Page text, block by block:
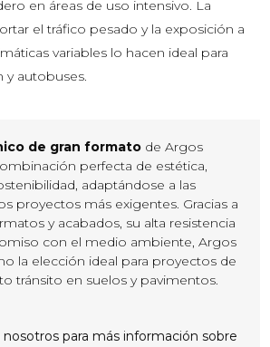
en áreas de uso intensivo. La
el tráfico pesado y la exposición a
variables lo hacen ideal para
y autobuses.
de gran formato de Argos
perfecta de estética,
adaptándose a las
proyectos más exigentes. Gracias a
y acabados, su alta resistencia
con el medio ambiente, Argos
la elección ideal para proyectos de
tránsito en suelos y pavimentos.
para más información sobre